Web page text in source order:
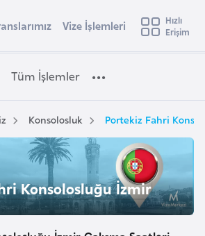
ülkeyi seçin
e
t
ş
i
Vize İşlemleri
Hızlı
Erişim
Tüm İşlemler
Konsolosluk Portekiz Fahri
Konsolosluğu İzmir